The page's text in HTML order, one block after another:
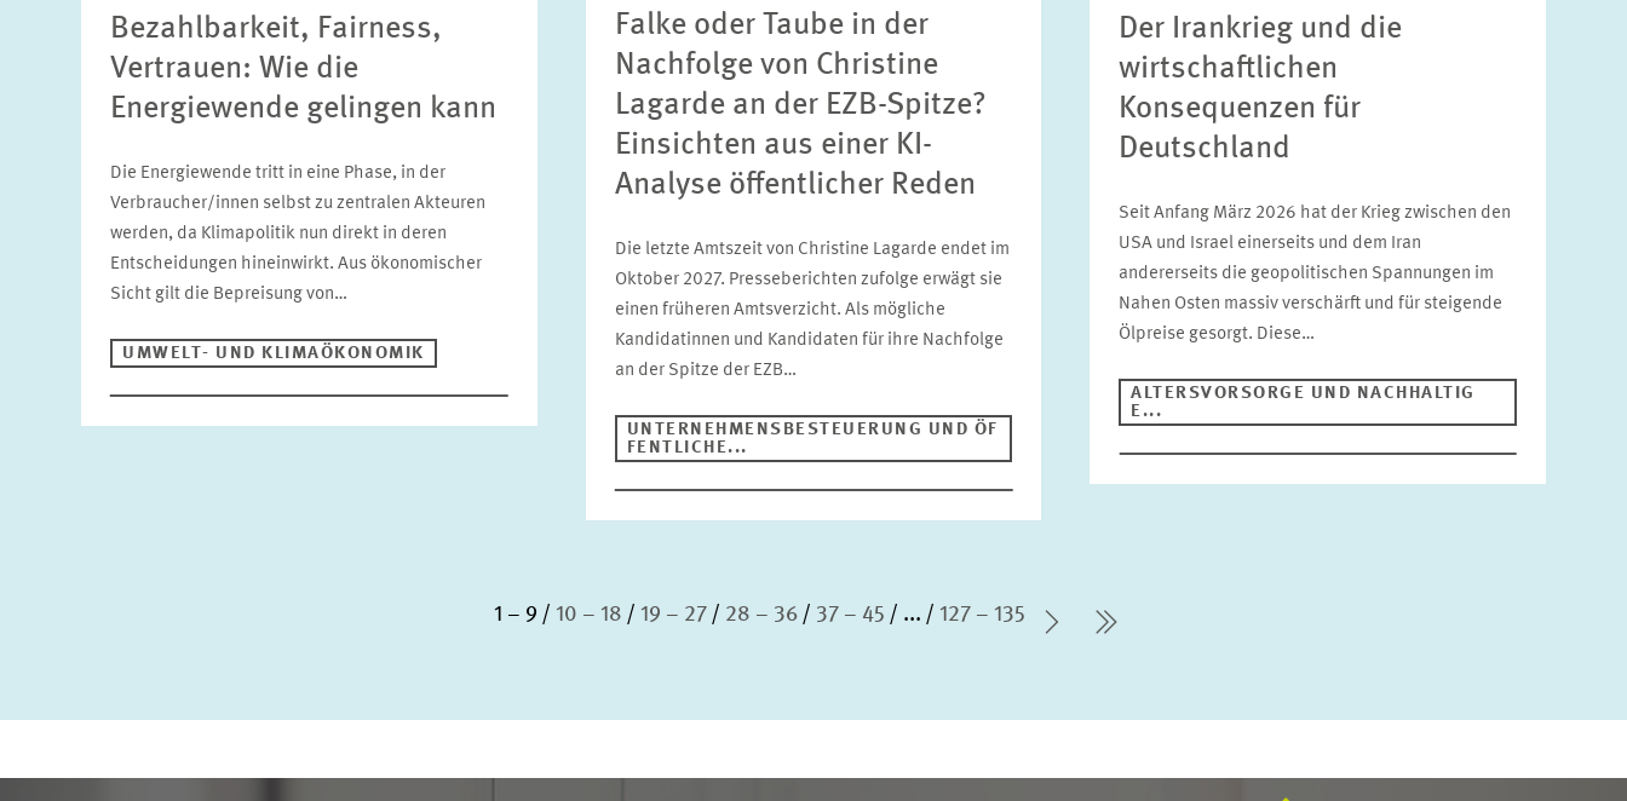
Bezahlbarkeit, Fairness,
Vertrauen: Wie die
Energiewende gelingen kann
Die Energiewende tritt in eine Phase, in der
Verbraucher/innen selbst zu zentralen Akteuren
werden, da Klimapolitik nun direkt in deren
Entscheidungen hineinwirkt. Aus ökonomischer
Sicht gilt die Bepreisung von…
UMWELT- UND KLIMAÖKONOMIK
Falke oder Taube in der
Nachfolge von Christine
Lagarde an der EZB-Spitze?
Einsichten aus einer KI-
Analyse öffentlicher Reden
Die letzte Amtszeit von Christine Lagarde endet im
Oktober 2027. Presseberichten zufolge erwägt sie
einen früheren Amtsverzicht. Als mögliche
Kandidatinnen und Kandidaten für ihre Nachfolge
an der Spitze der EZB…
UNTERNEHMENSBESTEUERUNG UND ÖF
FENTLICHE...
Der Irankrieg und die
wirtschaftlichen
Konsequenzen für
Deutschland
Seit Anfang März 2026 hat der Krieg zwischen den
USA und Israel einerseits und dem Iran
andererseits die geopolitischen Spannungen im
Nahen Osten massiv verschärft und für steigende
Ölpreise gesorgt. Diese…
ALTERSVORSORGE UND NACHHALTIG
E...
1 – 9 10 – 18 19 – 27 28 – 36 37 – 45 ... 127 – 135
Nächste Seite
letzte Seite